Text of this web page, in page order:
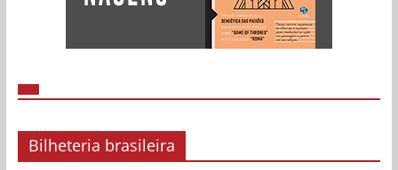
Bilheteria brasileira